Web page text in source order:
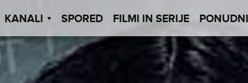
KANALI SPORED FILMI IN SERIJE